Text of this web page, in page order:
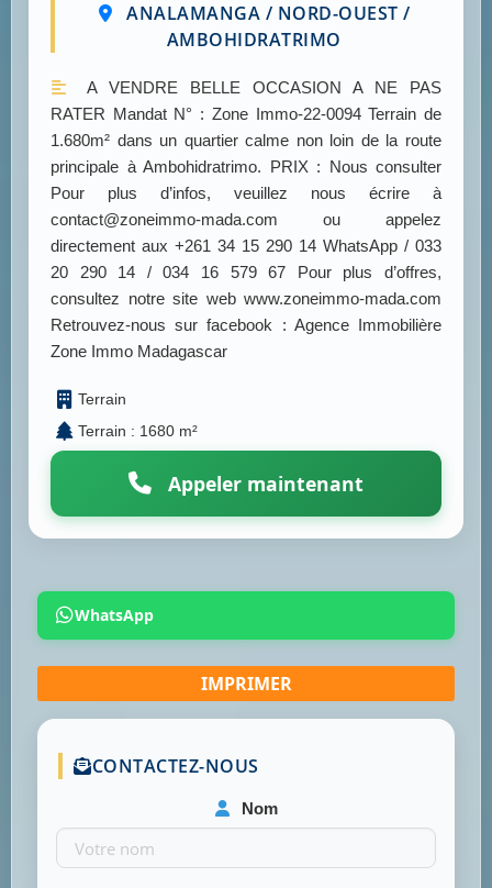
ANALAMANGA / NORD-OUEST /
AMBOHIDRATRIMO
A VENDRE BELLE OCCASION A NE PAS
RATER Mandat N° : Zone Immo-22-0094 Terrain de
1.680m² dans un quartier calme non loin de la route
principale à Ambohidratrimo. PRIX : Nous consulter
Pour plus d’infos, veuillez nous écrire à
contact@zoneimmo-mada.com ou appelez
directement aux +261 34 15 290 14 WhatsApp / 033
20 290 14 / 034 16 579 67 Pour plus d’offres,
consultez notre site web www.zoneimmo-mada.com
Retrouvez-nous sur facebook : Agence Immobilière
Zone Immo Madagascar
Terrain
Terrain : 1680 m²
Appeler maintenant
WhatsApp
CONTACTEZ-NOUS
Nom